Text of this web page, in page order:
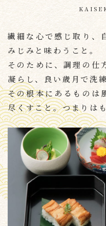
繊細な心で感じ取り、
みじみと味わうこと。
そのために、調理の仕
凝らし、
良い歳月で洗
その根本にあるものは
尽くすこと。つまりは